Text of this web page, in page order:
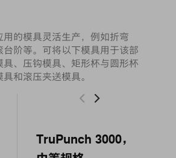
用的模具灵活生产，例如折弯
台阶等。可将以下模具用于该部
具、压钩模具、矩形杯与圆形杯
和滚压夹送模具。
TruPunch 3000，